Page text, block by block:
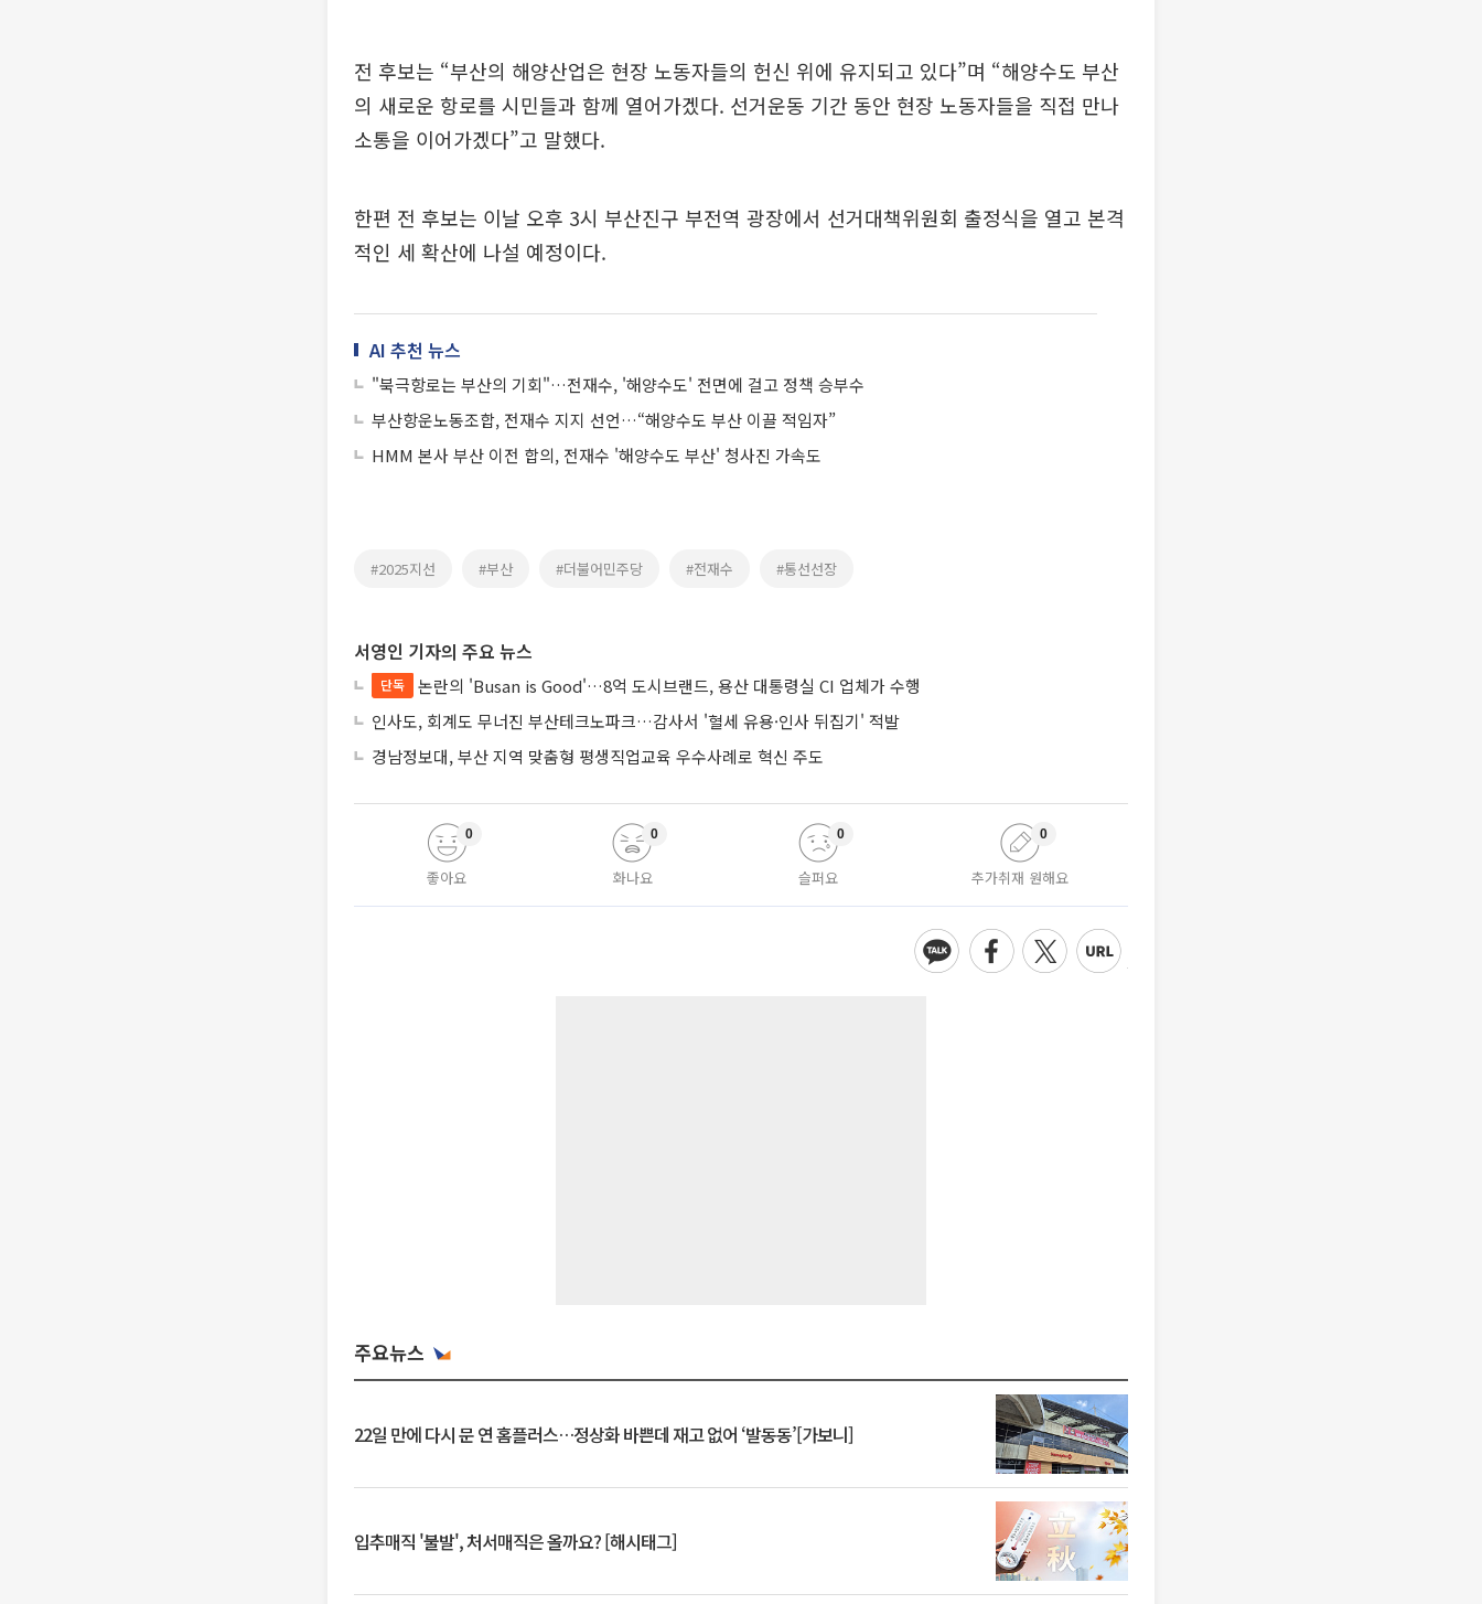
전 후보는 “부산의 해양산업은 현장 노동자들의 헌신 위에 유지되고 있다”며 “해양수도 부산
의 새로운 항로를 시민들과 함께 열어가겠다. 선거운동 기간 동안 현장 노동자들을 직접 만나
소통을 이어가겠다”고 말했다.
한편 전 후보는 이날 오후 3시 부산진구 부전역 광장에서 선거대책위원회 출정식을 열고 본격
적인 세 확산에 나설 예정이다.
AI 추천 뉴스
"북극항로는 부산의 기회"…전재수, '해양수도' 전면에 걸고 정책 승부수
부산항운노동조합, 전재수 지지 선언…“해양수도 부산 이끌 적임자”
HMM 본사 부산 이전 합의, 전재수 '해양수도 부산' 청사진 가속도
#2025지선 #부산 #더불어민주당 #전재수 #통선선장
서영인 기자의 주요 뉴스
단독
논란의 'Busan is Good'…8억 도시브랜드, 용산 대통령실 CI 업체가 수행
인사도, 회계도 무너진 부산테크노파크…감사서 '혈세 유용·인사 뒤집기' 적발
경남정보대, 부산 지역 맞춤형 평생직업교육 우수사례로 혁신 주도
좋아요
0
화나요
0
슬퍼요
0
추가취재 원해요
0
주요뉴스
22일 만에 다시 문 연 홈플러스…정상화 바쁜데 재고 없어 ‘발동동’[가보니]
입추매직 '불발', 처서매직은 올까요? [해시태그]